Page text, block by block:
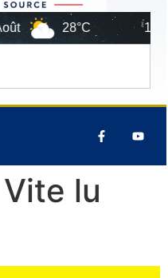
28°C 11 Août
Vite lu